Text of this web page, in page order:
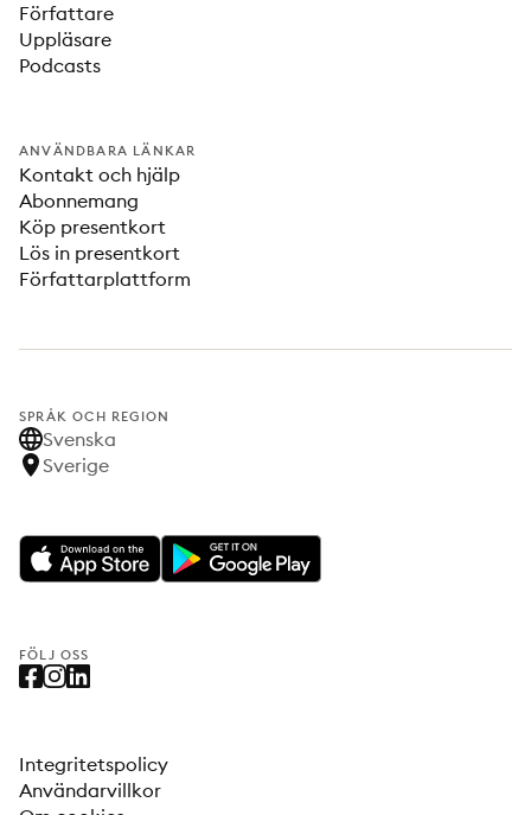
Författare
Uppläsare
Podcasts
ANVÄNDBARA LÄNKAR
Kontakt och hjälp
Abonnemang
Köp presentkort
Lös in presentkort
Författarplattform
SPRÅK OCH REGION
Svenska
Sverige
FÖLJ OSS
Integritetspolicy
Användarvillkor